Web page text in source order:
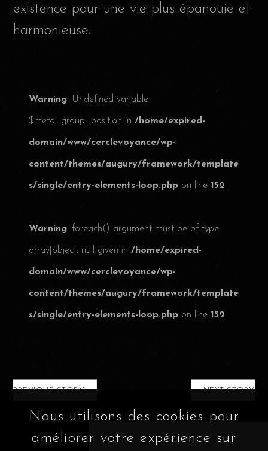
existence pour une vie plus épanouie et
harmonieuse.
Warning: Undefined variable
$meta_group_position in/home/expired-
domain/www/cerclevoyance/wp-
content/themes/augury/framework/template
s/single/entry-elements-loop.php on line 152
Warning: foreach() argument must be of type
array|object, null given in/home/expired-
domain/www/cerclevoyance/wp-
content/themes/augury/framework/template
s/single/entry-elements-loop.php on line 152
PREVIOUS STORY NEXT STORY
Related Article
Nous utilisons des cookies pour
améliorer votre expérience sur